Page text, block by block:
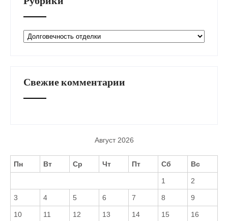
Рубрики
Свежие комментарии
Август 2026
Пн Вт Ср Чт Пт Сб Вс
1 2
3 4 5 6 7 8 9
10 11 12 13 14 15 16